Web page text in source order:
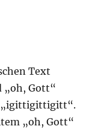
Text
„oh, Gott“
„igittigittigitt“.
„oh, Gott“